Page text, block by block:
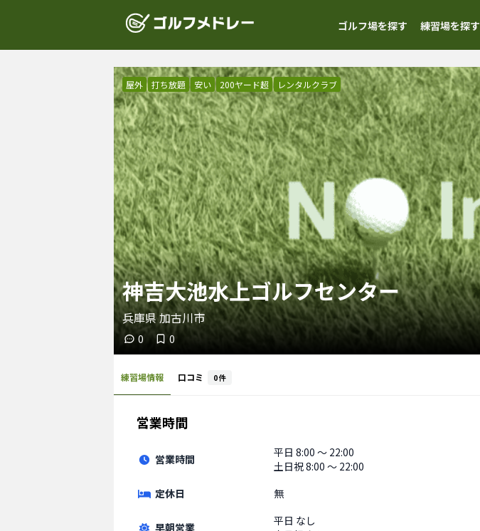
ゴルフ場を探す 練習場を探す
屋外 打ち放題 安い 200ヤード超 レンタルクラブ
神吉大池水上ゴルフセンター
兵庫県加古川市
0 0
練習場情報 口コミ 0件
営業時間
営業時間 平日 8:00 〜 22:00
土日祝8:00 〜 22:00
定休日
無
早朝営業 平日 なし